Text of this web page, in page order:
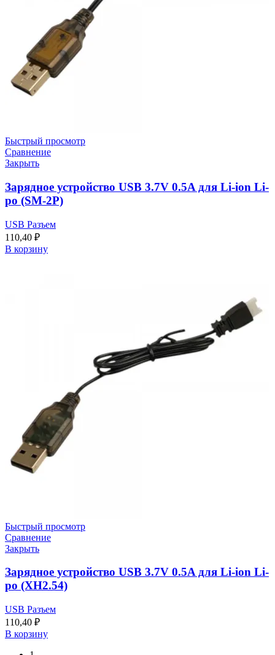
Быстрый просмотр
Сравнение
Закрыть
Зарядное устройство USB 3.7V 0.5A для Li-ion Li-
po (SM-2P)
USB Разъем
110,40 ₽
В корзину
Быстрый просмотр
Сравнение
Закрыть
Зарядное устройство USB 3.7V 0.5A для Li-ion Li-
po (XH2.54)
USB Разъем
110,40 ₽
В корзину